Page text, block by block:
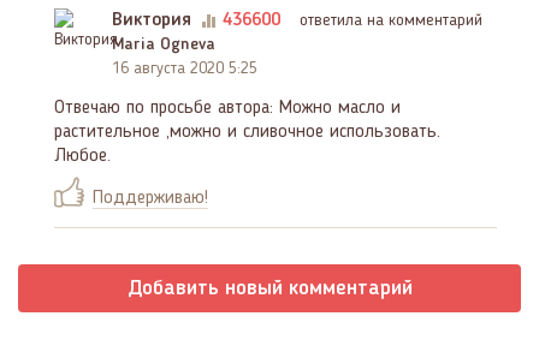
Виктория 436600
ответила на комментарий
Maria Ogneva
16 августа 2020 5:25
Отвечаю по просьбе автора: Можно масло и
растительное ,можно и сливочное использовать.
Любое.
Поддерживаю!
Добавить новый комментарий